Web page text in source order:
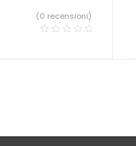
(0 recensioni)